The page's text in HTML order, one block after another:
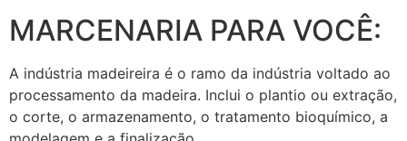
MARCENARIA PARA VOCÊ:
A indústria madeireira é o ramo da indústria voltado ao
processamento da madeira. Inclui o plantio ou extração,
o corte, o armazenamento, o tratamento bioquímico, a